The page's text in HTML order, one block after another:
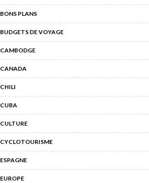
BONS PLANS
BUDGETS DE VOYAGE
CAMBODGE
CANADA
CHILI
CUBA
CULTURE
CYCLOTOURISME
ESPAGNE
EUROPE